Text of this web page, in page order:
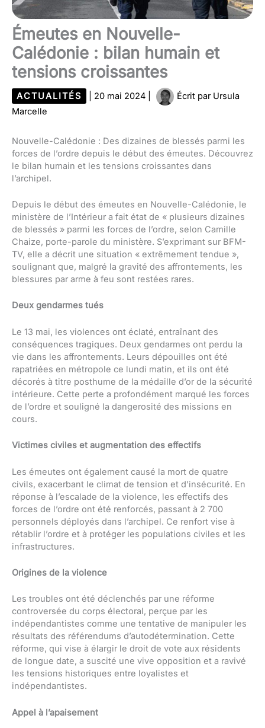
Émeutes en Nouvelle-
Calédonie : bilan humain et
tensions croissantes
ACTUALITÉS 20 mai 2024 Écrit par Ursula
Marcelle
Nouvelle-Calédonie : Des dizaines de blessés parmi les
forces de l’ordre depuis le début des émeutes. Découvrez
le bilan humain et les tensions croissantes dans
l’archipel.
Depuis le début des émeutes en Nouvelle-Calédonie, le
ministère de l’Intérieur a fait état de « plusieurs dizaines
de blessés » parmi les forces de l’ordre, selon Camille
Chaize, porte-parole du ministère. S’exprimant sur BFM-
TV, elle a décrit une situation « extrêmement tendue »,
soulignant que, malgré la gravité des affrontements, les
blessures par arme à feu sont restées rares.
Deux gendarmes tués
Le 13 mai, les violences ont éclaté, entraînant des
conséquences tragiques. Deux gendarmes ont perdu la
vie dans les affrontements. Leurs dépouilles ont été
rapatriées en métropole ce lundi matin, et ils ont été
décorés à titre posthume de la médaille d’or de la sécurité
intérieure. Cette perte a profondément marqué les forces
de l’ordre et souligné la dangerosité des missions en
cours.
Victimes civiles et augmentation des effectifs
Les émeutes ont également causé la mort de quatre
civils, exacerbant le climat de tension et d’insécurité. En
réponse à l’escalade de la violence, les effectifs des
forces de l’ordre ont été renforcés, passant à 2 700
personnels déployés dans l’archipel. Ce renfort vise à
rétablir l’ordre et à protéger les populations civiles et les
infrastructures.
Origines de la violence
Les troubles ont été déclenchés par une réforme
controversée du corps électoral, perçue par les
indépendantistes comme une tentative de manipuler les
résultats des référendums d’autodétermination. Cette
réforme, qui vise à élargir le droit de vote aux résidents
de longue date, a suscité une vive opposition et a ravivé
les tensions historiques entre loyalistes et
indépendantistes.
Appel à l’apaisement